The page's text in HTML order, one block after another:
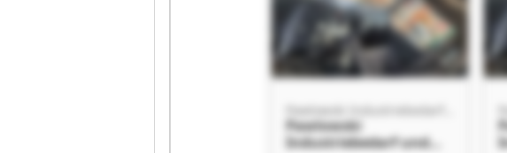
Pawlowski
Industriebedarf und